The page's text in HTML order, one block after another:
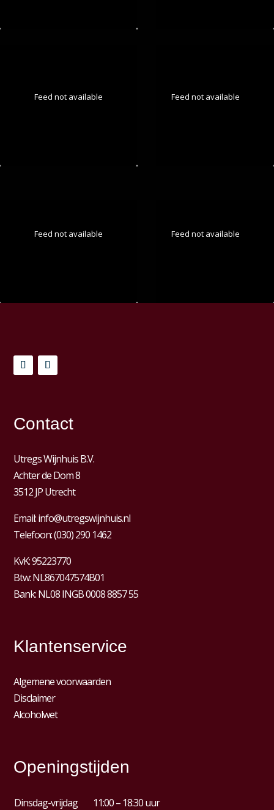
Feed not available Feed not available
Feed not available Feed not available
Contact
Utregs Wijnhuis B.V.
Achter de Dom 8
3512 JP Utrecht
Email:info@utregswijnhuis.nl
Telefoon:(030) 290 1462
KvK:95223770
Btw:NL867047574B01
Bank: NL08 INGB 0008 8857 55
Klantenservice
Algemene voorwaarden
Disclaimer
Alcoholwet
Openingstijden
Dinsdag-vrijdag 11:00 – 18:30 uur